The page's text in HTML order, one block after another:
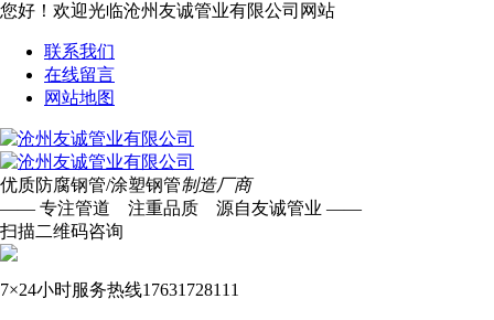
您好！欢迎光临沧州友诚管业有限公司网站
联系我们
在线留言
网站地图
优质防腐钢管/涂塑钢管制造厂商
—— 专注管道 注重品质 源自友诚管业 ——
扫描二维码咨询
7×24小时服务热线17631728111